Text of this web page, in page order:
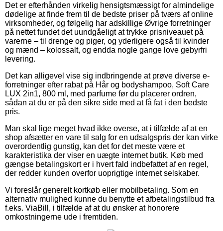
Det er efterhånden virkelig hensigtsmæssigt for almindelige
dødelige at finde frem til de bedste priser på tværs af online
virksomheder, og følgelig har adskillige Øvrige forretninger
på nettet fundet det uundgåeligt at trykke prisniveauet på
varerne – til drenge og piger, og yderligere også til kvinder
og mænd – kolossalt, og endda nogle gange love gebyrfri
levering.
Det kan alligevel vise sig indbringende at prøve diverse e-
forretninger efter rabat på Hår og bodyshampoo, Soft Care
LUX 2in1, 800 ml, med parfume før du placerer ordren,
sådan at du er på den sikre side med at få fat i den bedste
pris.
Man skal lige meget hvad ikke overse, at i tilfælde af at en
shop afsætter en vare til salg for en udsalgspris der kan virke
overordentlig gunstig, kan det for det meste være et
karakteristika der viser en uægte internet butik. Køb med
gængse betalingskort er i hvert fald indbefattet af en regel,
der redder kunden overfor uoprigtige internet selskaber.
Vi foreslår generelt kortkøb eller mobilbetaling. Som en
alternativ mulighed kunne du benytte et afbetalingstilbud fra
f.eks. ViaBill, i tilfælde af at du ønsker at honorere
omkostningerne ude i fremtiden.